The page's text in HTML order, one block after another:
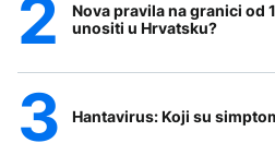
Nova pravila na granici od
unositi u Hrvatsku?
Hantavirus: Koji su